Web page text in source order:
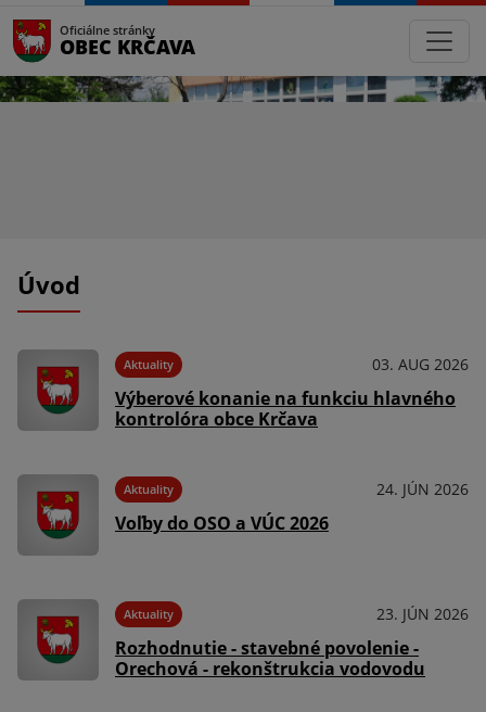
Oficiálne stránky
OBEC KRČAVA
Úvod
Aktuality 03. AUG 2026
Výberové konanie na funkciu hlavného
kontrolóra obce Krčava
Aktuality 24. JÚN 2026
Voľby do OSO a VÚC 2026
Aktuality 23. JÚN 2026
Rozhodnutie - stavebné povolenie -
Orechová - rekonštrukcia vodovodu